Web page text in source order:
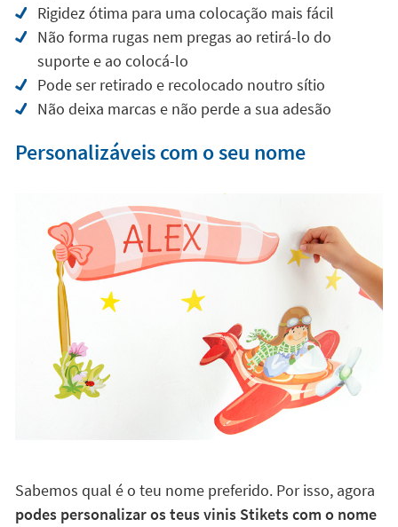
Rigidez ótima para uma colocação mais fácil
Não forma rugas nem pregas ao retirá-lo do
suporte e ao colocá-lo
Pode ser retirado e recolocado noutro sítio
Não deixa marcas e não perde a sua adesão
Personalizáveis com o seu nome
Sabemos qual é o teu nome preferido. Por isso, agora
podes personalizar os teus vinis Stikets com o nome